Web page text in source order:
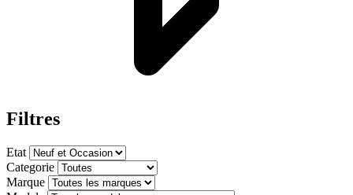
Filtres
Etat
Categorie
Marque